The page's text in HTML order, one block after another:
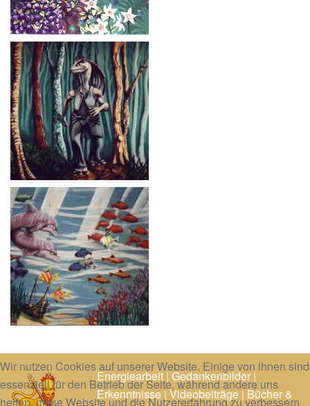
Energiearbeit|Gedankenbilder|
Erkenntnisse|Videobeiträge|Bücher &
Wir nutzen Cookies auf unserer Website. Einige von ihnen sind
essenziell für den Betrieb der Seite, während andere uns
helfen, diese Website und die Nutzererfahrung zu verbessern